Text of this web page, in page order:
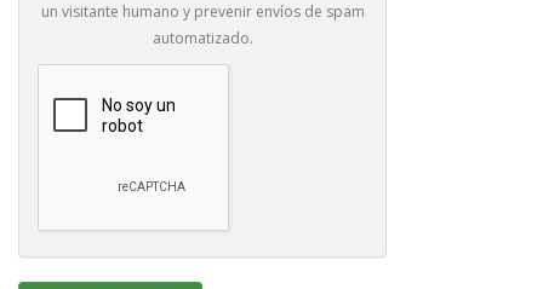
un visitante humano y prevenir envíos de spam
automatizado.